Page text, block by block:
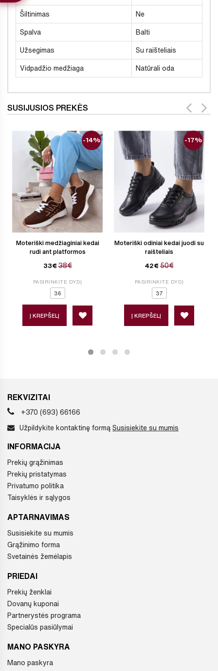
Šiltinimas Ne
Spalva Balti
Užsegimas Su raišteliais
Vidpadžio medžiaga Natūrali oda
SUSIJUSIOS PREKĖS
Moteriški medžiaginiai kedai
rudi ant platformos
33€ 38€
-14%
PASIRINKITE DYDĮ
36
Į KREPŠELĮ
Moteriški odiniai kedai juodi su
raišteliais
42€ 50€
-17%
PASIRINKITE DYDĮ
37
Į KREPŠELĮ
REKVIZITAI
+370 (693) 66166
Užpildykite kontaktinę formą Susisiekite su mumis
INFORMACIJA
Prekių grąžinimas
Prekių pristatymas
Privatumo politika
Taisyklės ir sąlygos
APTARNAVIMAS
Susisiekite su mumis
Grąžinimo forma
Svetainės žemėlapis
PRIEDAI
Prekių ženklai
Dovanų kuponai
Partnerystės programa
Specialūs pasiūlymai
MANO PASKYRA
Mano paskyra